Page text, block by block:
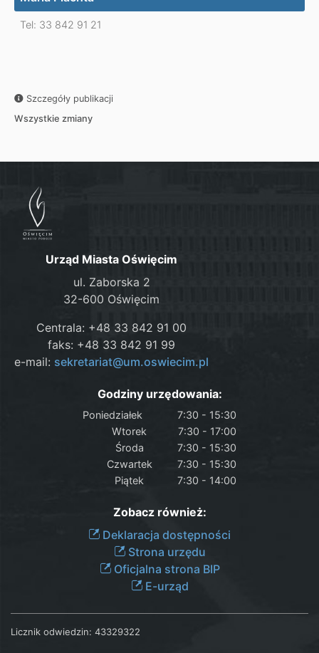
Tel: 33 842 91 21
Szczegóły publikacji
Wszystkie zmiany
Urząd Miasta Oświęcim
ul. Zaborska 2
32-600 Oświęcim
Centrala: +48 33 842 91 00
faks: +48 33 842 91 99
e-mail: sekretariat@um.oswiecim.pl
Godziny urzędowania:
Poniedziałek
7:30 - 15:30
Wtorek
7:30 - 17:00
Środa
7:30 - 15:30
Czwartek
7:30 - 15:30
Piątek
7:30 - 14:00
Zobacz również:
Deklaracja dostępności
Strona urzędu
Oficjalna strona BIP
E-urząd
Licznik odwiedzin: 43329322